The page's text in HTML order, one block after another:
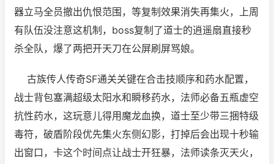
器立马全员撤出仇恨范围，等复制效果消失再集火，上周
有队伍没注意这机制，boss复制了道士的逍遥扇直接秒
杀全队，爆了两把开天刀在公屏刷屏骂娘。
古族传人传奇SF通关关键在合击技顺序和药水配置，
战士背包塞满超级太阳水和瞬移药水，法师必备五瓶虚空
抗性药水，这玩意儿得用魔龙血换，道士至少带三捆特级
毒符，破盾阶段优先集火东侧幻影，打掉后会出现十秒输
出窗口，卡这个时间点让战士开狂暴，法师读条灭天火，